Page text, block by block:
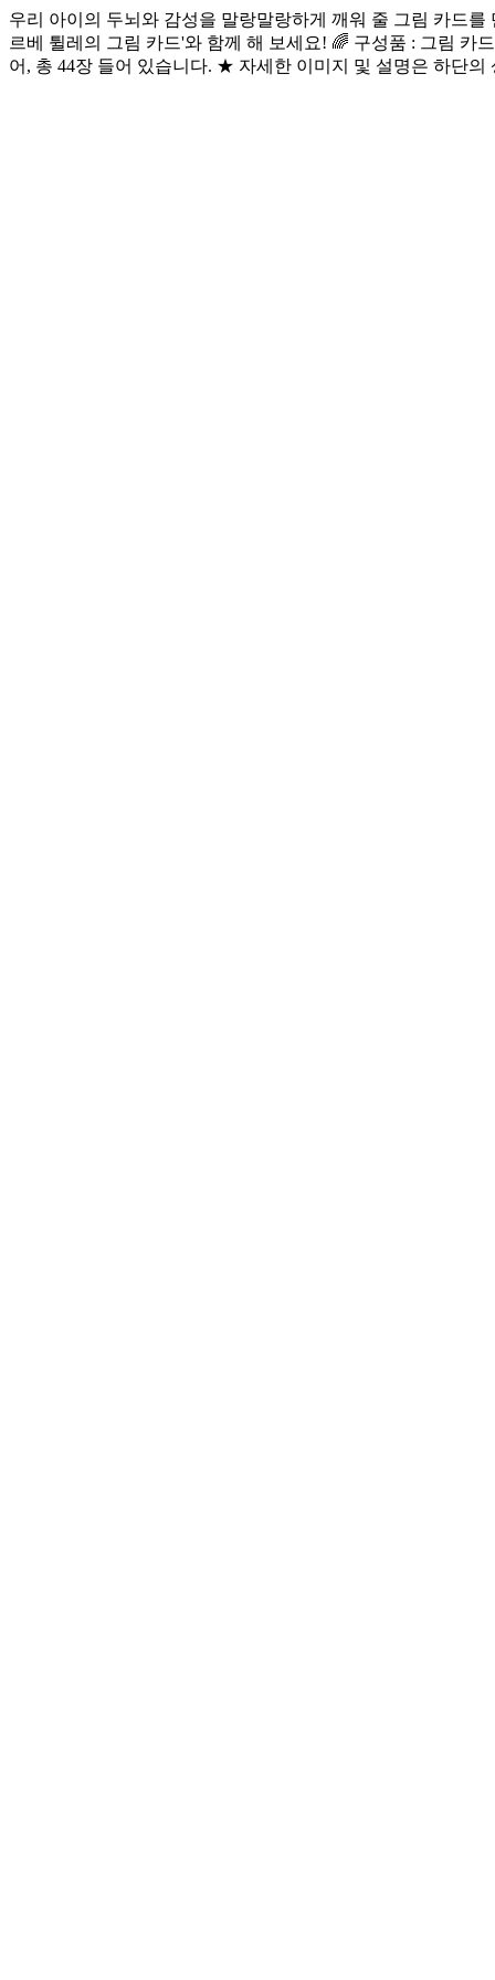
우리 아이의 두뇌와 감성을 말랑말랑하게 깨워 줄 그림 카드
르베 튈레의 그림 카드'와 함께 해 보세요! 🌈 구성품 : 그림 카
어, 총 44장 들어 있습니다. ★ 자세한 이미지 및 설명은 하단의